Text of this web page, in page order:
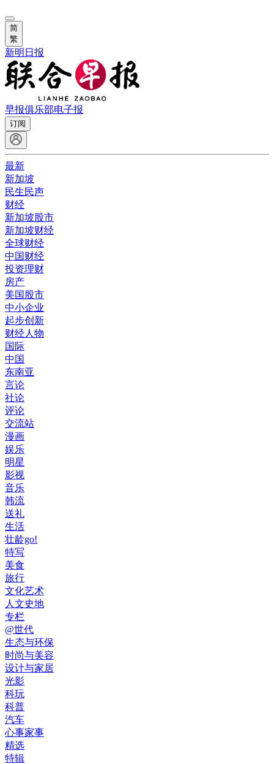
简
繁
新明日报
早报俱乐部电子报
订阅
最新
新加坡
民生民声
财经
新加坡股市
新加坡财经
全球财经
中国财经
投资理财
房产
美国股市
中小企业
起步创新
财经人物
国际
中国
东南亚
言论
社论
评论
交流站
漫画
娱乐
明星
影视
音乐
韩流
送礼
生活
壮龄go!
特写
美食
旅行
文化艺术
人文史地
专栏
@世代
生态与环保
时尚与美容
设计与家居
光影
科玩
科普
汽车
心事家事
精选
特辑